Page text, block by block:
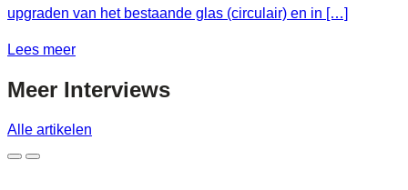
upgraden van het bestaande glas (circulair) en in […]
Lees meer
Meer Interviews
Alle artikelen